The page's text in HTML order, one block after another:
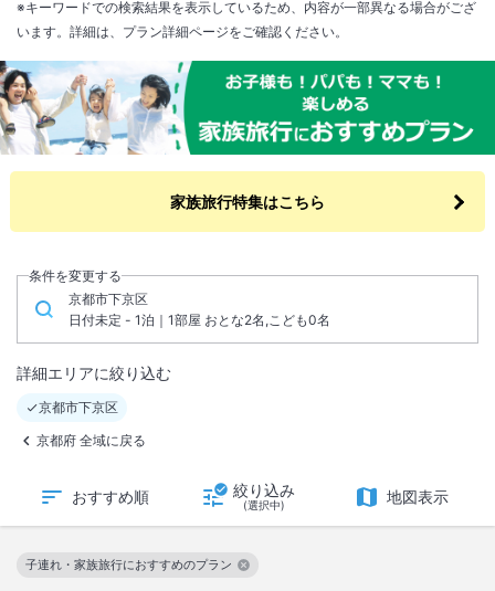
※キーワードでの検索結果を表示しているため、内容が一部異なる場合がござ
います。詳細は、プラン詳細ページをご確認ください。
家族旅行特集はこちら
条件を変更する
京都市下京区
日付未定 - 1泊｜1部屋 おとな2名,こども0名
詳細エリアに絞り込む
京都市下京区
京都府 全域に戻る
おすすめ順 絞り込み
(選択中) 地図表示
子連れ・家族旅行におすすめのプラン
この絞り込み条件を解除